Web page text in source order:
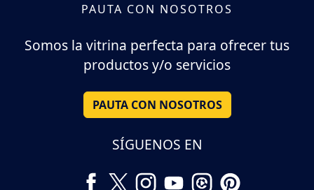
PAUTA CON NOSOTROS
Somos la vitrina perfecta para ofrecer tus
productos y/o servicios
PAUTA CON NOSOTROS
SÍGUENOS EN